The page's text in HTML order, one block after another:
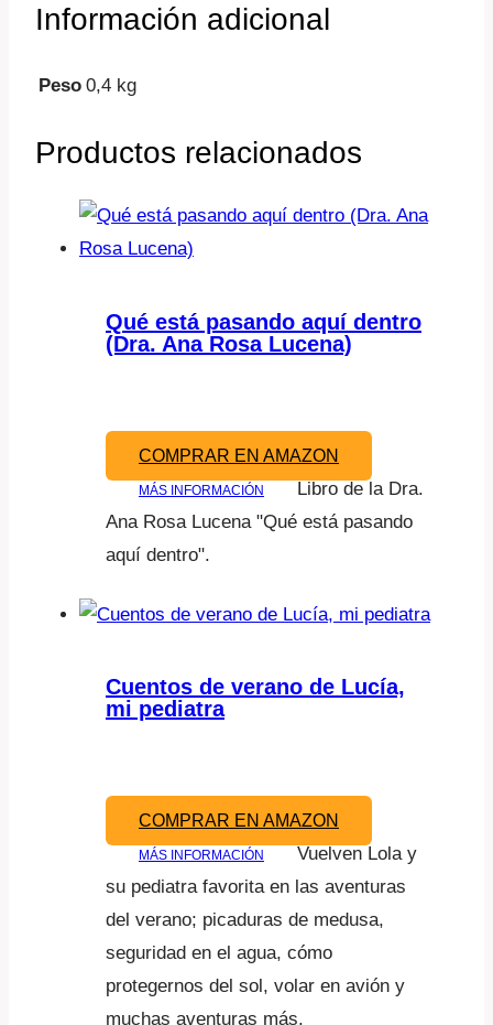
Información adicional
Peso 0,4 kg
Productos relacionados
Qué está pasando aquí dentro
(Dra. Ana Rosa Lucena)
COMPRAR EN AMAZON
MÁS INFORMACIÓN
Libro de la Dra.
Ana Rosa Lucena "Qué está pasando
aquí dentro".
Cuentos de verano de Lucía,
mi pediatra
COMPRAR EN AMAZON
MÁS INFORMACIÓN
Vuelven Lola y
su pediatra favorita en las aventuras
del verano; picaduras de medusa,
seguridad en el agua, cómo
protegernos del sol, volar en avión y
muchas aventuras más.